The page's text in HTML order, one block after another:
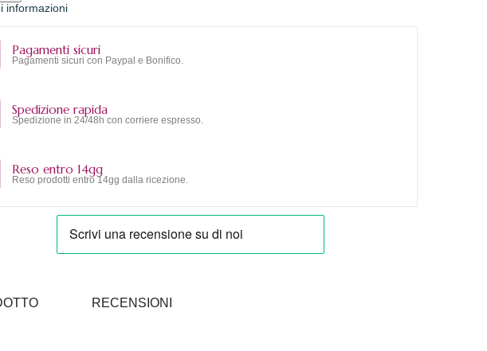
informazioni
Pagamenti sicuri
Pagamenti sicuri con Paypal e Bonifico.
Spedizione rapida
Spedizione in 24/48h con corriere espresso.
Reso entro 14gg
Reso prodotti entro 14gg dalla ricezione.
RECENSIONI